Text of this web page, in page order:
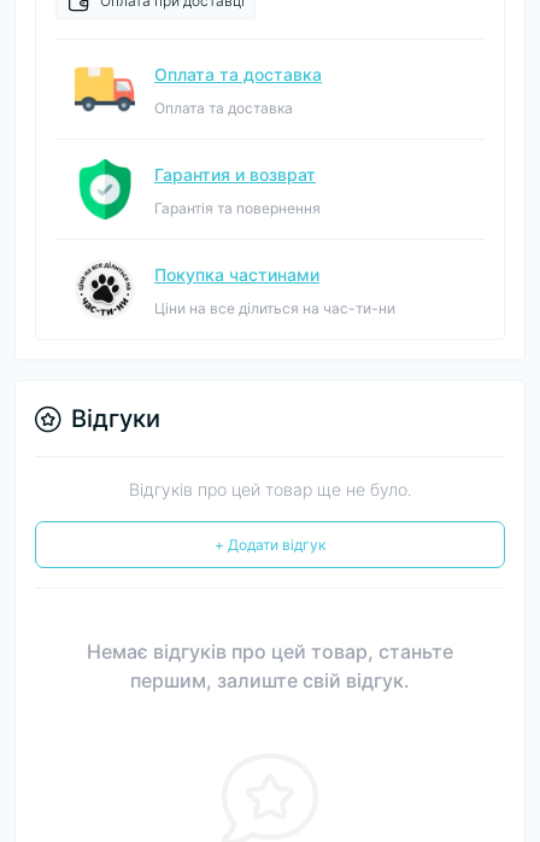
Оплата та доставка
Оплата та доставка
Гарантия и возврат
Гарантія та повернення
Покупка частинами
Ціни на все ділиться на час-ти-ни
Відгуки
Відгуків про цей товар ще не було.
+ Додати відгук
Немає відгуків про цей товар, станьте
першим, залиште свій відгук.